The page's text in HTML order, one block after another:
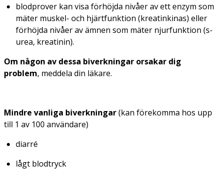
blodprover kan visa förhöjda nivåer av ett enzym som
mäter muskel- och hjärtfunktion (kreatinkinas) eller
förhöjda nivåer av ämnen som mäter njurfunktion (s-
urea, kreatinin).
Om någon av dessa biverkningar orsakar dig
problem, meddela din läkare.
Mindre vanliga biverkningar(kan förekomma hos upp
till 1 av 100 användare)
diarré
lågt blodtryck